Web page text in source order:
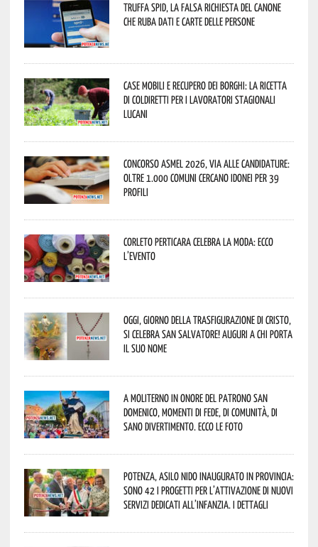
Truffa Spid, la falsa richiesta del canone
che ruba dati e carte delle persone
Case mobili e recupero dei borghi: la ricetta
di Coldiretti per i lavoratori stagionali
lucani
Concorso Asmel 2026, via alle candidature:
oltre 1.000 Comuni cercano idonei per 39
profili
Corleto Perticara celebra la moda: ecco
l’evento
Oggi, giorno della Trasfigurazione di Cristo,
si celebra San Salvatore! Auguri a chi porta
il suo nome
A Moliterno in onore del Patrono San
Domenico, momenti di fede, di comunità, di
sano divertimento. Ecco le foto
Potenza, asilo nido inaugurato in provincia:
sono 42 i progetti per l’attivazione di nuovi
servizi dedicati all’infanzia. I dettagli